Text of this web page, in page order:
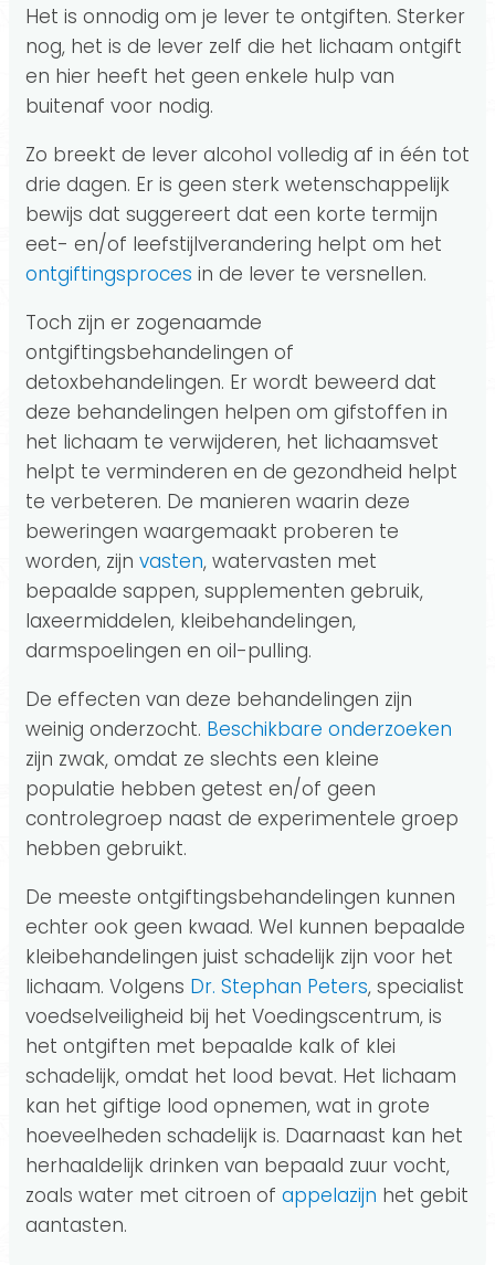
Het is onnodig om je lever te ontgiften. Sterker
nog, het is de lever zelf die het lichaam ontgift
en hier heeft het geen enkele hulp van
buitenaf voor nodig.
Zo breekt de lever alcohol volledig af in één tot
drie dagen. Er is geen sterk wetenschappelijk
bewijs dat suggereert dat een korte termijn
eet- en/of leefstijlverandering helpt om het
ontgiftingsproces in de lever te versnellen.
Toch zijn er zogenaamde
ontgiftingsbehandelingen of
detoxbehandelingen. Er wordt beweerd dat
deze behandelingen helpen om gifstoffen in
het lichaam te verwijderen, het lichaamsvet
helpt te verminderen en de gezondheid helpt
te verbeteren. De manieren waarin deze
beweringen waargemaakt proberen te
worden, zijn vasten, watervasten met
bepaalde sappen, supplementen gebruik,
laxeermiddelen, kleibehandelingen,
darmspoelingen en oil-pulling.
De effecten van deze behandelingen zijn
weinig onderzocht. Beschikbare onderzoeken
zijn zwak, omdat ze slechts een kleine
populatie hebben getest en/of geen
controlegroep naast de experimentele groep
hebben gebruikt.
De meeste ontgiftingsbehandelingen kunnen
echter ook geen kwaad. Wel kunnen bepaalde
kleibehandelingen juist schadelijk zijn voor het
lichaam. Volgens Dr. Stephan Peters, specialist
voedselveiligheid bij het Voedingscentrum, is
het ontgiften met bepaalde kalk of klei
schadelijk, omdat het lood bevat. Het lichaam
kan het giftige lood opnemen, wat in grote
hoeveelheden schadelijk is. Daarnaast kan het
herhaaldelijk drinken van bepaald zuur vocht,
zoals water met citroen of appelazijn het gebit
aantasten.